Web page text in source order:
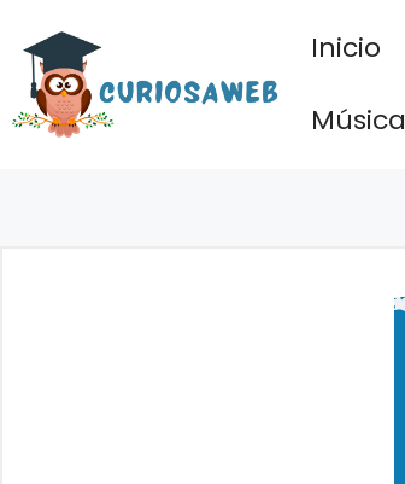
contenido
Inicio
Música